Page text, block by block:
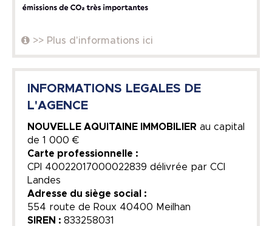
>> Plus d'informations ici
INFORMATIONS LEGALES DE
L'AGENCE
NOUVELLE AQUITAINE IMMOBILIER au capital
de 1 000 €
Carte professionnelle :
CPI 40022017000022839 délivrée par CCI
Landes
Adresse du siège social :
554 route de Roux 40400 Meilhan
SIREN : 833258031